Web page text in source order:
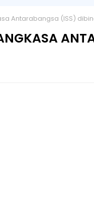
Antarabangsa (ISS)